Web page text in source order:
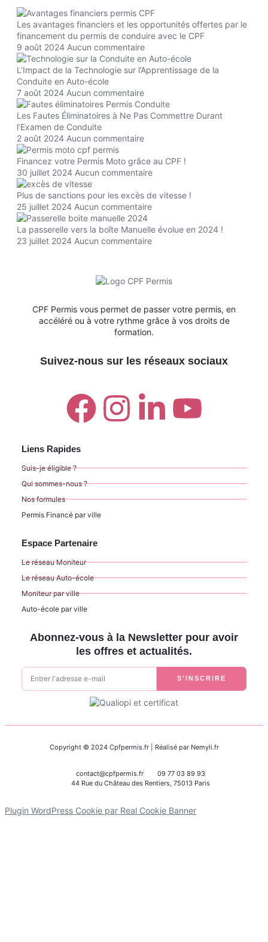
Les avantages financiers et les opportunités offertes par le
financement du permis de conduire avec le CPF
9 août 2024 Aucun commentaire
L’Impact de la Technologie sur l’Apprentissage de la
Conduite en Auto-école
7 août 2024 Aucun commentaire
Les Fautes Éliminatoires à Ne Pas Commettre Durant
l’Examen de Conduite
2 août 2024 Aucun commentaire
Financez votre Permis Moto grâce au CPF !
30 juillet 2024 Aucun commentaire
Plus de sanctions pour les excès de vitesse !
25 juillet 2024 Aucun commentaire
La passerelle vers la boîte Manuelle évolue en 2024 !
23 juillet 2024 Aucun commentaire
CPF Permis vous permet de passer votre permis, en
accéléré ou à votre rythme grâce à vos droits de
formation.
Suivez-nous sur les réseaux sociaux
Liens Rapides
Suis-je éligible ?
Qui sommes-nous ?
Nos formules
Permis Financé par ville
Espace Partenaire
Le réseau Moniteur
Le réseau Auto-école
Moniteur par ville
Auto-école par ville
Abonnez-vous à la Newsletter pour avoir
les offres et actualités.
S'INSCRIRE
Copyright © 2024 Cpfpermis.fr | Réalisé par Nemyli.fr
contact@cpfpermis.fr
09 77 03 89 93
44 Rue du Château des Rentiers, 75013 Paris
Plugin WordPress Cookie par Real Cookie Banner